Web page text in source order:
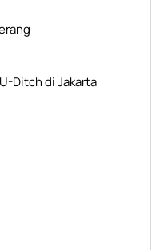
Ditch di Jakarta